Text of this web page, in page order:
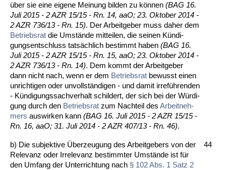
über sie ei­ne ei­ge­ne Mei­nung bil­den zu können (BAG 16.
Ju­li 2015 - 2 AZR 15/15 - Rn. 14, aaO; 23. Ok­to­ber 2014 -
2 AZR 736/13 - Rn. 15). Der Ar­beit­ge­ber muss da­her dem
Be­triebs­rat die Um­stände mit­tei­len, die sei­nen Kündi­
gungs­ent­schluss tatsächlich be­stimmt ha­ben (BAG 16.
Ju­li 2015 - 2 AZR 15/15 - Rn. 15, aaO; 23. Ok­to­ber 2014 -
2 AZR 736/13 - Rn. 14). Dem kommt der Ar­beit­ge­ber
dann nicht nach, wenn er dem Be­triebs­rat be­wusst ei­nen
un­rich­ti­gen oder un­vollständi­gen - und da­mit ir­refüh­ren­den
- Kündi­gungs­sach­ver­halt schil­dert, der sich bei der Würdi­
gung durch den Be­triebs­rat zum Nach­teil des Ar­beit­neh­
mers aus­wir­ken kann (BAG 16. Ju­li 2015 - 2 AZR 15/15 -
Rn. 16, aaO; 31. Ju­li 2014 - 2 AZR 407/13 - Rn. 46).
b) Die sub­jek­ti­ve Über­zeu­gung des Ar­beit­ge­bers von der
Re­le­vanz oder Ir­re­le­vanz be­stimm­ter Umstände ist für
den Um­fang der Un­ter­rich­tung nach § 102 Abs. 1 Satz 2
44